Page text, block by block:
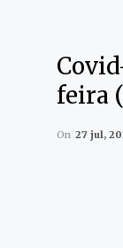
feira
On 27 jul,